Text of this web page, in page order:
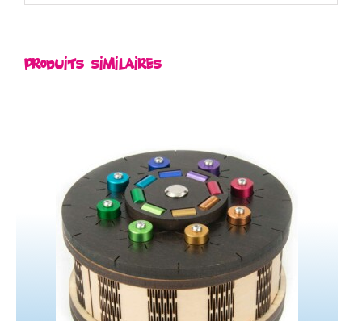
Produits similaires